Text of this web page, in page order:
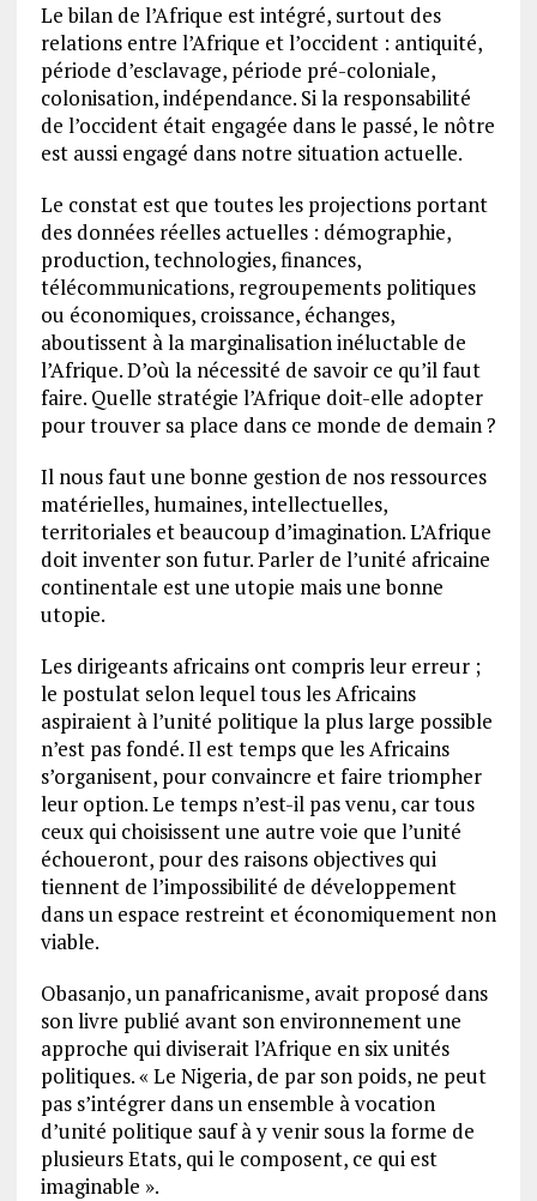
Le bilan de l’Afrique est intégré, surtout des
relations entre l’Afrique et l’occident : antiquité,
période d’esclavage, période pré-coloniale,
colonisation, indépendance. Si la responsabilité
de l’occident était engagée dans le passé, le nôtre
est aussi engagé dans notre situation actuelle.
Le constat est que toutes les projections portant
des données réelles actuelles : démographie,
production, technologies, finances,
télécommunications, regroupements politiques
ou économiques, croissance, échanges,
aboutissent à la marginalisation inéluctable de
l’Afrique. D’où la nécessité de savoir ce qu’il faut
faire. Quelle stratégie l’Afrique doit-elle adopter
pour trouver sa place dans ce monde de demain ?
Il nous faut une bonne gestion de nos ressources
matérielles, humaines, intellectuelles,
territoriales et beaucoup d’imagination. L’Afrique
doit inventer son futur. Parler de l’unité africaine
continentale est une utopie mais une bonne
utopie.
Les dirigeants africains ont compris leur erreur ;
le postulat selon lequel tous les Africains
aspiraient à l’unité politique la plus large possible
n’est pas fondé. Il est temps que les Africains
s’organisent, pour convaincre et faire triompher
leur option. Le temps n’est-il pas venu, car tous
ceux qui choisissent une autre voie que l’unité
échoueront, pour des raisons objectives qui
tiennent de l’impossibilité de développement
dans un espace restreint et économiquement non
viable.
Obasanjo, un panafricanisme, avait proposé dans
son livre publié avant son environnement une
approche qui diviserait l’Afrique en six unités
politiques. « Le Nigeria, de par son poids, ne peut
pas s’intégrer dans un ensemble à vocation
d’unité politique sauf à y venir sous la forme de
plusieurs Etats, qui le composent, ce qui est
imaginable ».